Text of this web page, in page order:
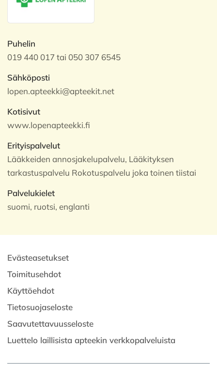
Puhelin
019 440 017 tai 050 307 6545
Sähköposti
lopen.apteekki@apteekit.net
Kotisivut
www.lopenapteekki.fi
Erityispalvelut
Lääkkeiden annosjakelupalvelu, Lääkityksen
tarkastuspalvelu Rokotuspalvelu joka toinen tiistai
Palvelukielet
suomi, ruotsi, englanti
Evästeasetukset
Toimitusehdot
Käyttöehdot
Tietosuojaseloste
Saavutettavuusseloste
Luettelo laillisista apteekin verkkopalveluista